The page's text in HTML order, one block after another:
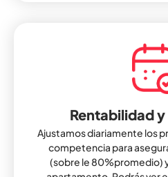
Rentabilidad
Ajustamos diariamente los
competencia para
(sobre le 80%promedio)